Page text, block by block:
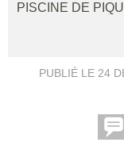
PISCINE DE
PUBLIÉ LE 24